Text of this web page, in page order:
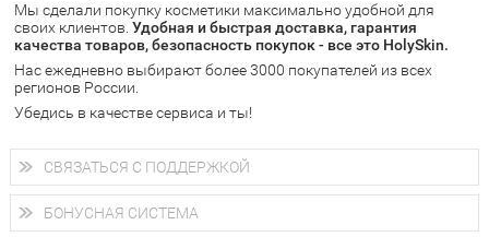
у Вас всегда есть возможность получитьбесплатную
доставку от HolySkin.
подробнее об условиях доставки и оплаты в Вашем городе
Мы сделали покупку косметики максимально удобной для
своих клиентов. Удобная и быстрая доставка, гарантия
качества товаров, безопасность покупок - все это HolySkin.
Нас ежедневно выбирают более 3000 покупателей из всех
регионов России.
Убедись в качестве сервиса и ты!
СВЯЗАТЬСЯ С ПОДДЕРЖКОЙ
+7 (800) 707-24-55
Мы будем рады ответить на все Ваши вопросы по работе
магазина, проконсультировать по товарам, рассказать о
БОНУСНАЯ СИСТЕМА